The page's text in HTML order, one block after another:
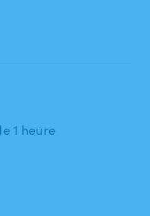
1 heure